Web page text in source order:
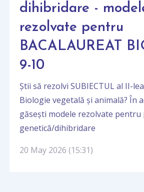
dihibridare -
rezolvate pentru
BACALAUREAT
9-10
Știi să rezolvi SUBIECTUL al II-
Biologie vegetală și animală? În
găsești modele rezolvate pentru
genetică/dihibridare
20 May 2026 (15:31)